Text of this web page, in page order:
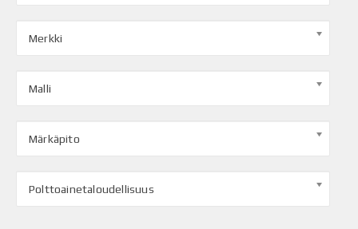
Merkki
Malli
Märkäpito
Polttoainetaloudellisuus